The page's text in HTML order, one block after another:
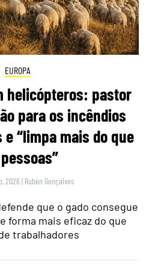
EUROPA
helicópteros: pastor
para os incêndios
“limpa mais do que
2026 | Rubén Gonçalves
que o gado consegue
forma mais eficaz do que
trabalhadores